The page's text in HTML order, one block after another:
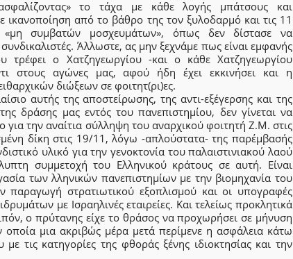
το τάχα με κάθε λογής μπάτσους και
ικανοποίηση από το βάθρο της τον ξυλοδαρμό και τις 11
«μη συμβατών μοσχευμάτων», όπως δεν δίστασε να
Άλλωστε, ας μην ξεχνάμε πως είναι εμφανής
τρέφει ο Χατζηγεωργίου -και ο κάθε Χατζηγεωργίου
στους αγώνες μας, αφού ήδη έχει εκκινήσει και η
διώξεων σε φοιτητ(ρι)ες.
αυτής της αποστείρωσης, της αντι-εξέγερσης και της
δράσης μας εντός του πανεπιστημίου, δεν γίνεται να
για την αναίτια σύλληψη του αναρχικού φοιτητή Ζ.Μ. στις
δίκη στις 19/11, λόγω -απλούστατα- της παρέμβασής
υλικό για την γενοκτονία του παλαιστινιακού λαού
συμμετοχή του Ελληνικού κράτους σε αυτή. Είναι
των λληνικών πανεπιστημίων με την βιομηχανία του
παραγωγή στρατιωτικού εξοπλισμού και οι υπογραφές
με Ισραηλινές εταιρείες. Και τελείως προκλητικά
ο πρύτανης είχε το θράσος να προχωρήσει σε μήνυση
οποία μια ακριβώς μέρα μετά περίμενε η ασφάλεια κάτω
με τις κατηγορίες της φθοράς ξένης ιδιοκτησίας και την